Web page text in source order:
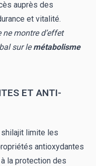
auprès des
et vitalité.
montre d’effet
sur lemétabolisme
ET ANTI-
shilajit limite les
antioxydantes
la protection des